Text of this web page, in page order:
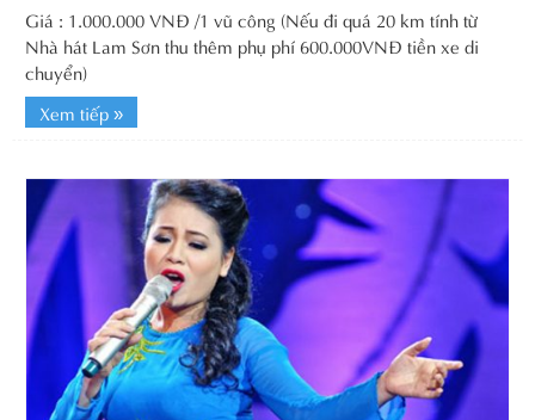
Giá : 1.000.000 VNĐ /1 vũ công (Nếu đi quá 20 km tính từ
Nhà hát Lam Sơn thu thêm phụ phí 600.000VNĐ tiền xe di
chuyển)
Xem tiếp »